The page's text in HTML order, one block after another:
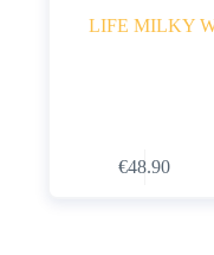
LIFE MILKY
€48.90